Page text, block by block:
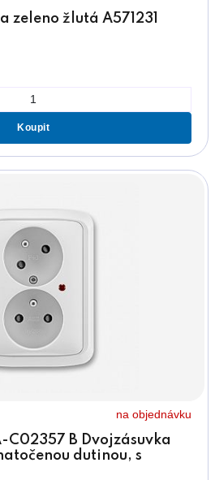
zeleno žlutá A571231
Koupit
na objednávku
C02357 B Dvojzásuvka
dutinou, s